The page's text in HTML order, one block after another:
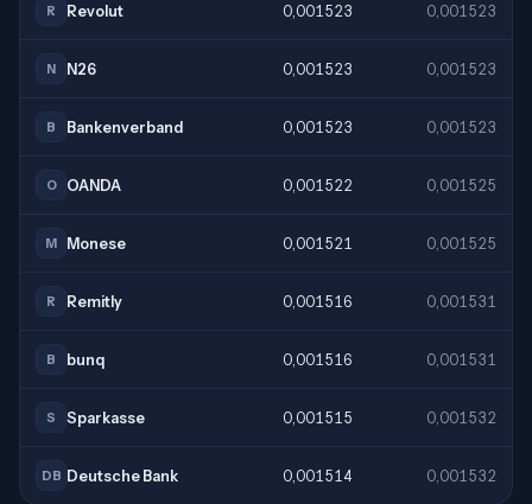
R Revolut 0,001523 0,001523
N N26 0,001523 0,001523
B Bankenverband 0,001523 0,001523
O OANDA 0,001522 0,001525
M Monese 0,001521 0,001525
R Remitly 0,001516 0,001531
B bunq 0,001516 0,001531
S Sparkasse 0,001515 0,001532
DB Deutsche Bank 0,001514 0,001532